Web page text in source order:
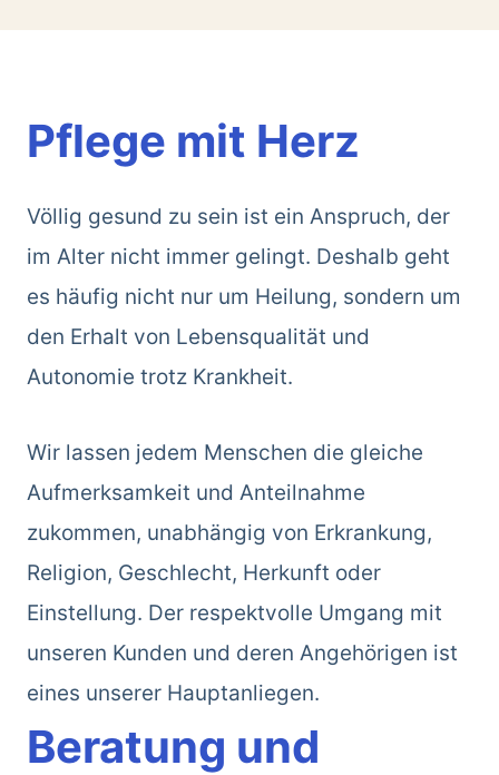
Pflege mit Herz
Völlig gesund zu sein ist ein Anspruch, der
im Alter nicht immer gelingt. Deshalb geht
es häufig nicht nur um Heilung, sondern um
den Erhalt von Lebensqualität und
Autonomie trotz Krankheit.
Wir lassen jedem Menschen die gleiche
Aufmerksamkeit und Anteilnahme
zukommen, unabhängig von Erkrankung,
Religion, Geschlecht, Herkunft oder
Einstellung. Der respektvolle Umgang mit
unseren Kunden und deren Angehörigen ist
eines unserer Hauptanliegen.
Beratung und